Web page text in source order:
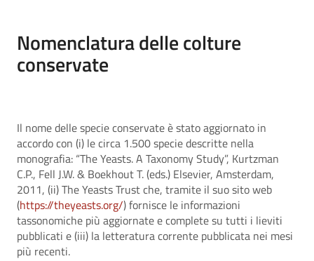
Nomenclatura delle colture
conservate
Il nome delle specie conservate è stato aggiornato in
accordo con (i) le circa 1.500 specie descritte nella
monografia: “The Yeasts. A Taxonomy Study”, Kurtzman
C.P., Fell J.W. & Boekhout T. (eds.) Elsevier, Amsterdam,
2011, (ii) The Yeasts Trust che, tramite il suo sito web
(https://theyeasts.org/) fornisce le informazioni
tassonomiche più aggiornate e complete su tutti i lieviti
pubblicati e (iii) la letteratura corrente pubblicata nei mesi
più recenti.